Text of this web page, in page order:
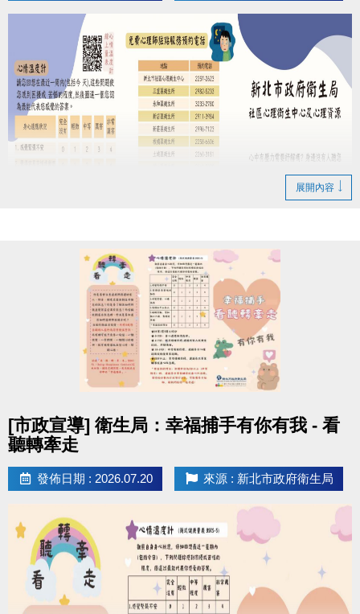
每位報名者可1名陪同者免費入場 (須年滿18歲)，第2
名 (含)以上陪同者，依場館規定收費。
【兒童陪同規定】
未滿13歲之兒童，須由1名成年家長陪同入場，該名陪
同家長可適用「免費陪同名額」，若有第2名陪同者，
分級泳帽及新店運中專屬額外獎勵
10級黑色膠帽通過前 3 名：[新店運中] 泳池月卡 1張
9級白色膠帽通過前 5 名：[安湧] 泳者專屬禮包 1份
7-8級藍色布帽通過前10名：[安湧] 雙層防水袋 1個
4-6級黃色布帽通過前20名：[安湧] 沐浴乳 1瓶
1-3級紅色布帽通過前30名：[新店運中] 貴賓券3張 (使
用期限2個月)
獎勵領取說明(中心將保留所有活動之最終解釋權)
開始發放，名額有限送完為止。
1. 各等級獎勵每人限領一次，依「報名序號」排序發
放獎勵。
2. 須同時符合以下條件，方可獲得獎勵：(1)通過該等
級 (2)該等級獎勵領取名額尚未額滿
展開內容
[市政宣導] 衛生局：幸福捕手有你有我 - 看
聽轉牽走
發佈日期 : 2026.07.20 來源 : 新北市政府衛生局